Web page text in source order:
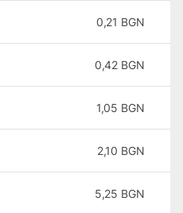
0,21 BGN
0,42 BGN
1,05 BGN
2,10 BGN
5,25 BGN